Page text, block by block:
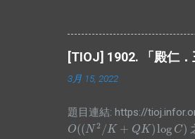
(unsigned long long)arr2[i];
[TIOJ] 1902. 「殿仁
3月 15, 2022
題目連結: https://
O((N 2 /K + QK)log C)
O((N2/K+Q K) logC)